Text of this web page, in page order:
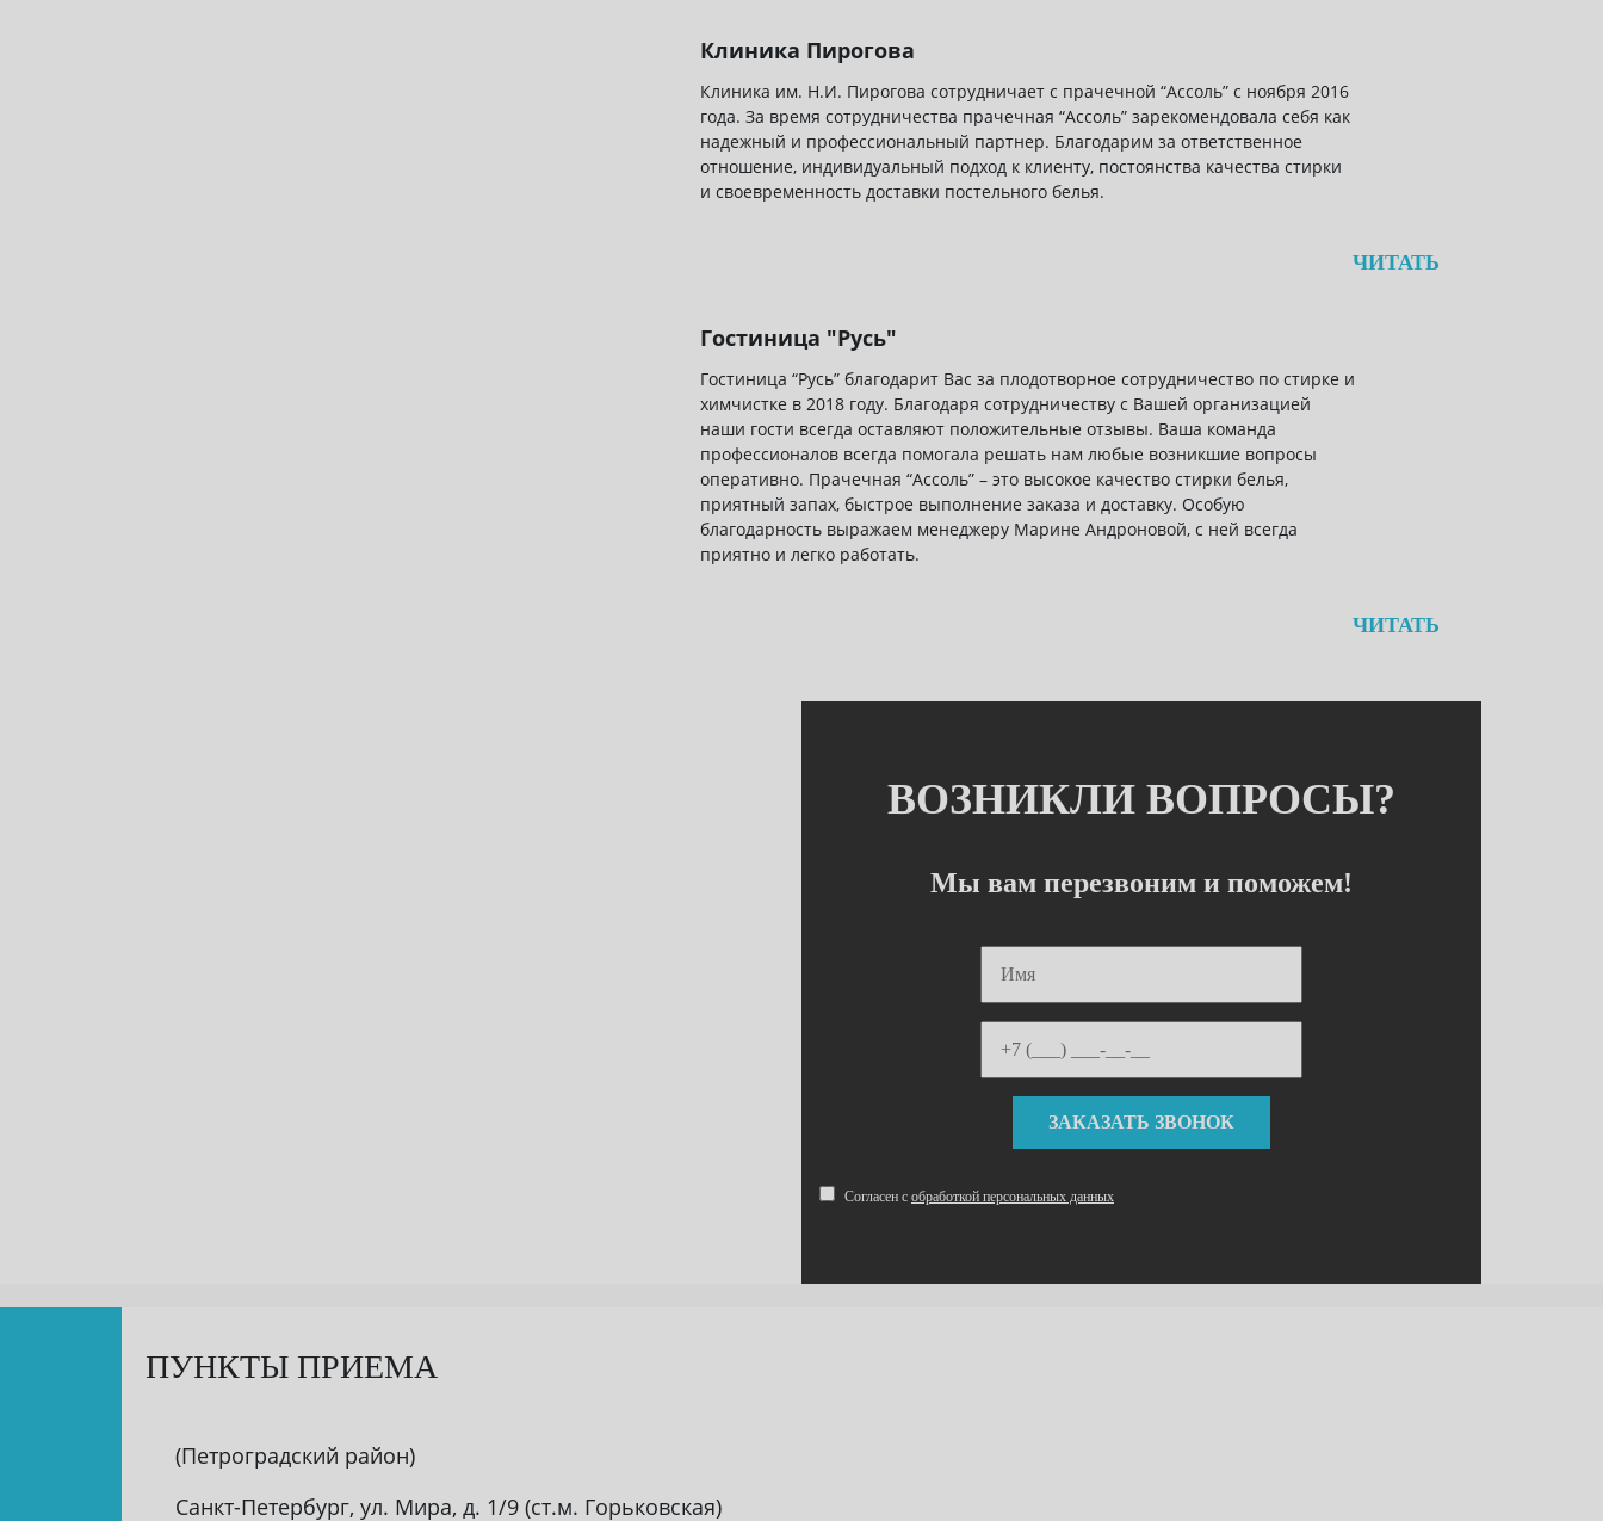
Клиника Пирогова
Клиника им. Н.И. Пирогова сотрудничает с прачечной “Ассоль” с ноября 2016
года. За время сотрудничества прачечная “Ассоль” зарекомендовала себя как
надежный и профессиональный партнер. Благодарим за ответственное
отношение, индивидуальный подход к клиенту, постоянства качества стирки
и своевременность доставки постельного белья.
ЧИТАТЬ
Гостиница "Русь"
Гостиница “Русь” благодарит Вас за плодотворное сотрудничество по стирке и
химчистке в 2018 году. Благодаря сотрудничеству с Вашей организацией
наши гости всегда оставляют положительные отзывы. Ваша команда
профессионалов всегда помогала решать нам любые возникшие вопросы
оперативно. Прачечная “Ассоль” – это высокое качество стирки белья,
приятный запах, быстрое выполнение заказа и доставку. Особую
благодарность выражаем менеджеру Марине Андроновой, с ней всегда
приятно и легко работать.
ЧИТАТЬ
ВОЗНИКЛИ ВОПРОСЫ?
Мы вам перезвоним и поможем!
Согласен с обработкой персональных данных
ПУНКТЫ ПРИЕМА
(Петроградский район)
Санкт-Петербург, ул. Мира, д. 1/9 (ст.м. Горьковская)